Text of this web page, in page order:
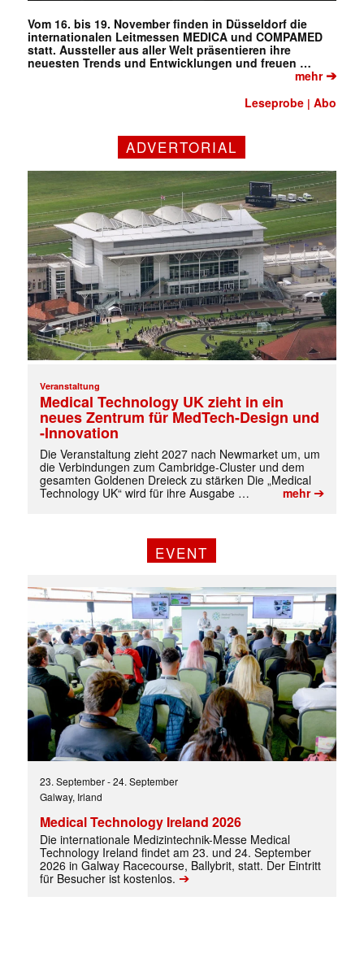
Vom 16. bis 19. November finden in Düsseldorf die
internationalen Leitmessen MEDICA und COMPAMED
statt. Aussteller aus aller Welt präsentieren ihre
neuesten Trends und Entwicklungen und freuen …
mehr➔
Leseprobe |Abo
ADVERTORIAL
Veranstaltung
Medical Technology UK zieht in ein
neues Zentrum für MedTech-Design und
-Innovation
Die Veranstaltung zieht 2027 nach Newmarket um, um
die Verbindungen zum Cambridge-Cluster und dem
gesamten Goldenen Dreieck zu stärken Die „Medical
Technology UK“ wird für ihre Ausgabe …
mehr➔
EVENT
23. September-24. September
Galway, Irland
Medical Technology Ireland 2026
Die internationale Medizintechnik-Messe Medical
Technology Ireland findet am 23. und 24. September
2026 in Galway Racecourse, Ballybrit, statt. Der Eintritt
für Besucher ist kostenlos. ➔